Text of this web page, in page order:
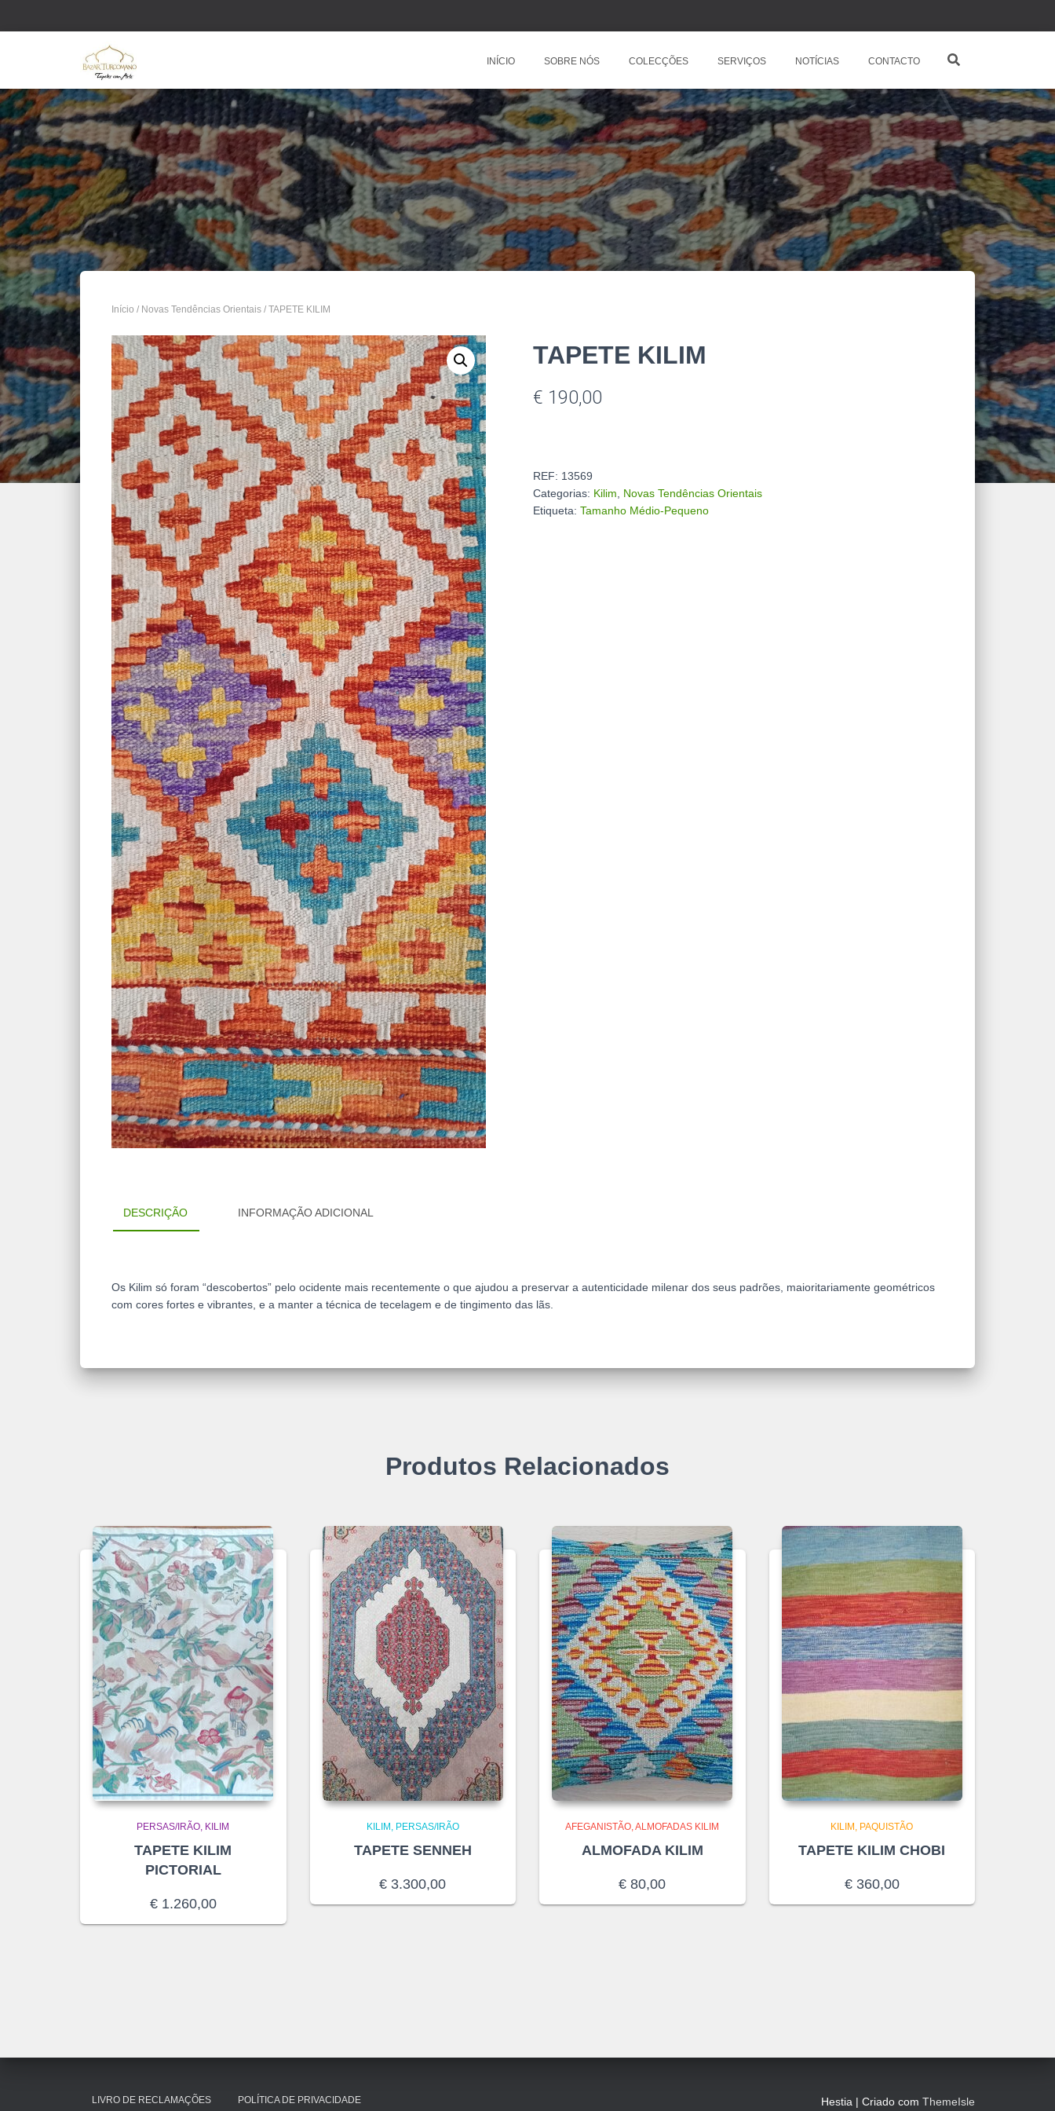
INÍCIO SOBRE NÓS COLECÇÕES SERVIÇOS NOTÍCIAS CONTACTO
Início / Novas Tendências Orientais / TAPETE KILIM
TAPETE KILIM
€ 190,00
REF: 13569
Categorias: Kilim
Novas Tendências Orientais
Etiqueta: Tamanho Médio-Pequeno
DESCRIÇÃO INFORMAÇÃO ADICIONAL
Os Kilim só foram “descobertos” pelo ocidente mais recentemente o que ajudou a preservar a autenticidade milenar dos seus padrões, maioritariamente geométricos
com cores fortes e vibrantes, e a manter a técnica de tecelagem e de tingimento das lãs.
Produtos Relacionados
PERSAS/IRÃO KILIM
TAPETE KILIM
PICTORIAL
€1.260,00
KILIM PERSAS/IRÃO
TAPETE SENNEH
€ 3.300,00
AFEGANISTÃO ALMOFADAS KILIM
ALMOFADA KILIM
€ 80,00
KILIM PAQUISTÃO
TAPETE KILIM CHOBI
€360,00
LIVRO DE RECLAMAÇÕES POLÍTICA DE PRIVACIDADE Hestia | Criado com ThemeIsle